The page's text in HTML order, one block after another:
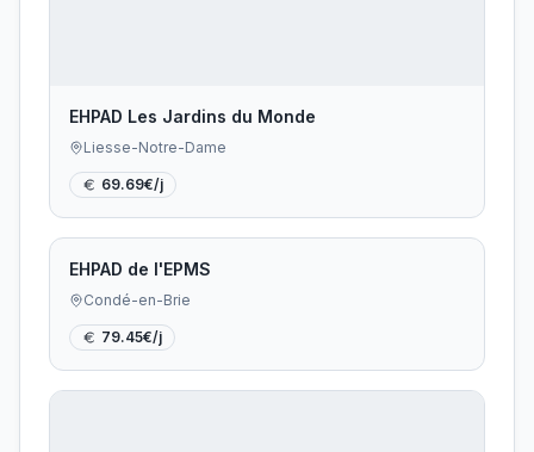
EHPAD Les Jardins du Monde
Liesse-Notre-Dame
69.69€/j
EHPAD de l'EPMS
Condé-en-Brie
79.45€/j